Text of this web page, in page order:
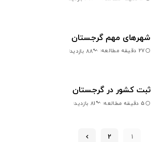
شهرهای مهم گرجستان
27 دقیقه مطالعه 88 بازدید
ثبت کشور در گرجستان
5 دقیقه مطالعه 81 بازدید
1
2